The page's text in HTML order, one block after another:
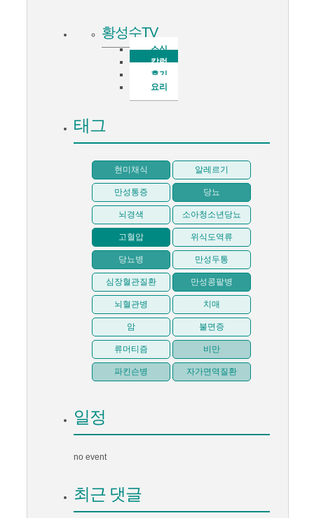
황성수TV
소식
칼럼
후기
요리
태그
현미채식 알레르기
만성통증 당뇨
뇌경색 소아청소년당뇨
고혈압 위식도역류
당뇨병 만성두통
심장혈관질환 만성콩팥병
뇌혈관병 치매
암 불면증
류머티즘 비만
파킨슨병 자가면역질환
일정
no event
최근 댓글